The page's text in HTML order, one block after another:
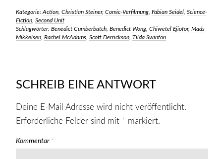
Kategorie: Action, Christian Steiner, Comic-Verfilmung, Fabian Seidel, Science-
Fiction, Second Unit
Schlagwörter: Benedict Cumberbatch, Benedict Wong, Chiwetel Ejiofor, Mads
Mikkelsen, Rachel McAdams, Scott Derrickson, Tilda Swinton
SCHREIB EINE ANTWORT
Deine E-Mail Adresse wird nicht veröffentlicht.
Erforderliche Felder sind mit * markiert.
Kommentar *